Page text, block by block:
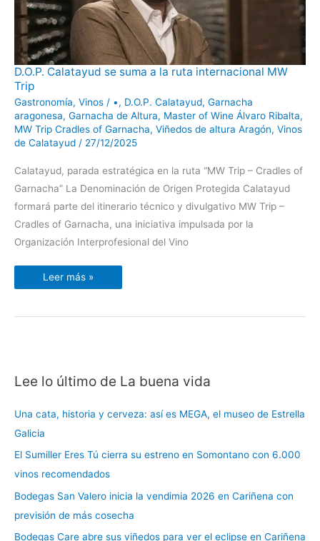
D.O.P. Calatayud se suma a la ruta internacional MW
Trip
Gastronomía, Vinos / •, D.O.P. Calatayud, Garnacha
aragonesa, Garnacha de Altura, Master of Wine Álvaro Ribalta,
MW Trip Cradles of Garnacha, Viñedos de altura Aragón, Vinos
de Calatayud / 27/12/2025
Calatayud, parada estratégica en la ruta “MW Trip – Cradles of
Garnacha” La Denominación de Origen Protegida Calatayud
formará parte del itinerario técnico y divulgativo MW Trip –
Cradles of Garnacha, una iniciativa impulsada por la
Organización Interprofesional del Vino
D.O.P.
Calatayud
suma
a
la
ruta
internacional
MW
Leer más »
Lee lo último de La buena vida
Una cata, historia y cerveza: así es MEGA, el museo de Estrella
Galicia
El Sumiller Eres Tú cierra su estreno en Somontano con 6.000
vinos recomendados
Bodegas San Valero inicia la vendimia 2026 en Cariñena con
previsión de más cosecha
Bodegas Care abre sus viñedos para ver el eclipse en Cariñena
C
t
e
g
o
r
í
a